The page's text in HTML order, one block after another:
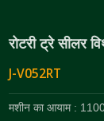
रोटरी ट्रे सीलर
J-V052RT
मशीन का आयाम :